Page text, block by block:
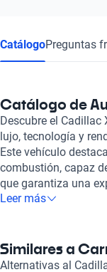
CatálogoPreguntas
Catálogo de
Descubre el Cadillac
lujo, tecnología y
Este vehículo
combustión, capaz
que garantiza una
emocionante. Con
cada viaje. Su
características
Leer más
Similares a
Alternativas al